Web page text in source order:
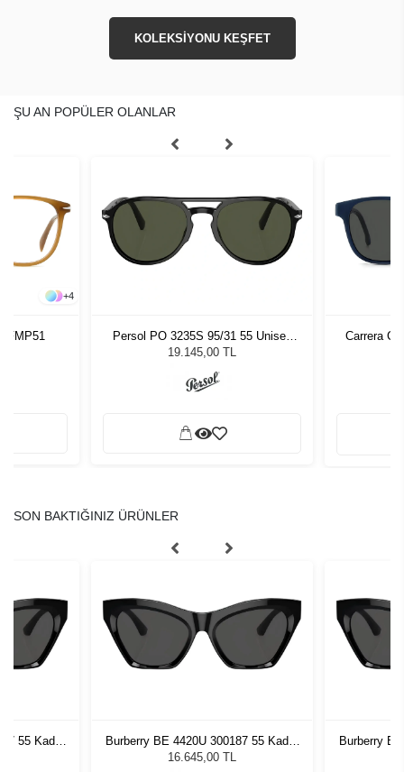
KOLEKSİYONU KEŞFET
ŞU AN POPÜLER OLANLAR
+4
FMP51
Persol PO 3235S 95/31 55 Unisex
Güneş Gözlüğü
19.145,00 TL
Carrera
SON BAKTIĞINIZ ÜRÜNLER
55 Kadın
Burberry BE 4420U 300187 55 Kadın
Güneş Gözlüğü
16.645,00 TL
Burberry